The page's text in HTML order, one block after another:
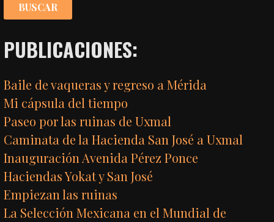
PUBLICACIONES:
Baile de vaqueras y regreso a Mérida
Mi cápsula del tiempo
Paseo por las ruinas de Uxmal
Caminata de la Hacienda San José a Uxmal
Inauguración Avenida Pérez Ponce
Haciendas Yokat y San José
Empiezan las ruinas
La Selección Mexicana en el Mundial de